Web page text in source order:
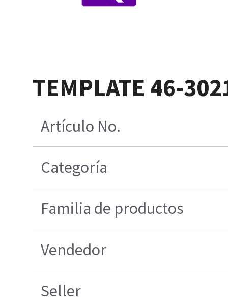
TEMPLATE 46-
Artículo No.
Categoría
Familia de productos
Vendedor
Seller